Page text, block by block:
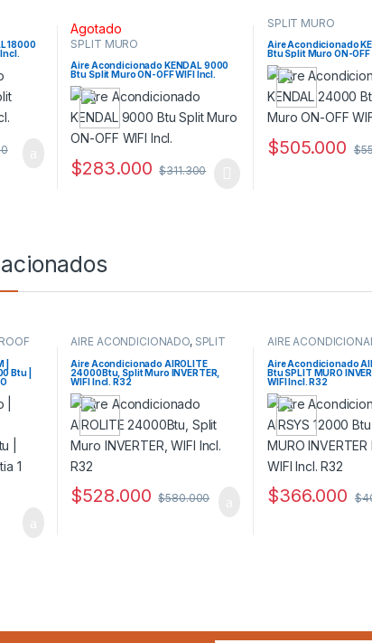
18000
Agotado
SPLIT MURO
Aire Acondicionado KENDAL 9000
Btu Split Muro ON-OFF WIFI Incl.
$283.000 $311.300
SPLIT MURO
Aire Acondicionado
Btu Split Muro ON-OFF
$505.000 $
ROOF
|
Btu |
AIRE ACONDICIONADO, SPLIT
Aire Acondicionado AIROLITE
24000Btu, Split Muro INVERTER,
WIFI Incl. R32
$528.000 $580.000
AIRE
Aire Acondicionado
Btu SPLIT MURO
WIFI Incl. R32
$366.000 $